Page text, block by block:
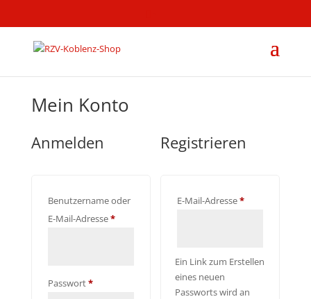
Mein Konto
Anmelden
Benutzername oder
E-Mail-Adresse*Erforderlich
Passwort*Erforderlich
Registrieren
E-Mail-Adresse*Erforderlich
Ein Link zum Erstellen
eines neuen
Passworts wird an